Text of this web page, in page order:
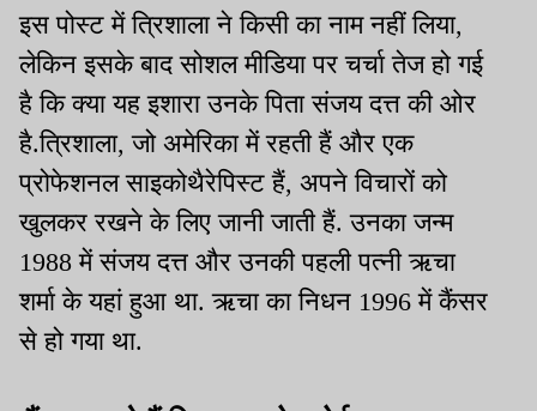
इस पोस्ट में त्रिशाला ने किसी का नाम नहीं लिया,
लेकिन इसके बाद सोशल मीडिया पर चर्चा तेज हो गई
है कि क्या यह इशारा उनके पिता संजय दत्त की ओर
है.त्रिशाला, जो अमेरिका में रहती हैं और एक
प्रोफेशनल साइकोथैरेपिस्ट हैं, अपने विचारों को
खुलकर रखने के लिए जानी जाती हैं. उनका जन्म
1988 में संजय दत्त और उनकी पहली पत्नी ऋचा
शर्मा के यहां हुआ था. ऋचा का निधन 1996 में कैंसर
से हो गया था.